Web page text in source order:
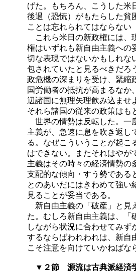
げた。もちろん、こうした米
後退（恐慌）がもたらした貧
ことは忘れられてはならない
これら米日の新政権には、
権はいずれも新自由主義への
切な表現ではないかもしれな
包されていたと見るべきだろ
政危機の深まりを受け、緊縮
国労働者の抵抗が高まるなか
辺諸国に無理矢理飲み込ませ
それら諸国の従来の政策はも
世界の情勢は反転した。一
主義が、急速に息を吹き返し
る。なぜこういうことが起こ
はできない。またそれはやが
主義はその時々の経済情勢の
支配的な傾向・すう勢である
とのあいだにはきわめて強い
見ることが妥当である。
新自由主義の「破産」と見
た。むしろ新自由主義は、「
しながら状況に合わせてみず
するならばわれわれは、新自
こそ注意を向けていかねばな
▼２節 源流は古典派経済